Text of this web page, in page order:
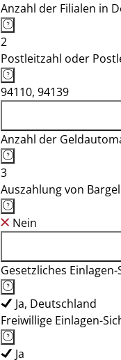
Anzahl der Filialen in
2
Postleitzahl oder
94110, 94139
Anzahl der
3
Auszahlung von
Nein
Gesetzliches
Ja, Deutschland
Freiwillige Einlagen-
Ja